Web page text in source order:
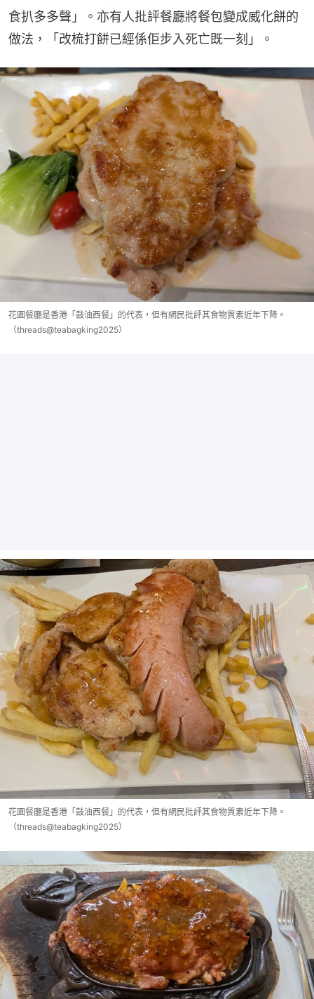
食扒多多聲」。亦有人批評餐廳將餐包變成威化餅的
做法，「改梳打餅已經係佢步入死亡既一刻」。
花園餐廳是香港「鼓油西餐」的代表，但有網民批評其食物質素近年下降。
（threads@teabagking2025）
花園餐廳是香港「鼓油西餐」的代表，但有網民批評其食物質素近年下降。
（threads@teabagking2025）